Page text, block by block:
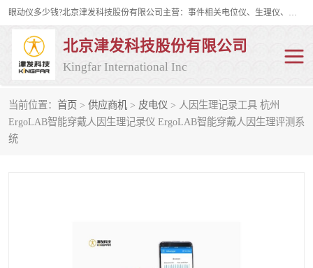
眼动仪多少钱?北京津发科技股份有限公司主营：事件相关电位仪、生理仪、肌电仪、脑电仪、皮电仪、眼动仪；是国家级高新技术企业、科技部认定的科技型中小企业和中关村高新技术企业，具备保密资格，具备自主进出口经营权；自主研发技术、产品与服务荣获多项省部级科学技术奖励、国家发明专利、国家软件著作权和省部级新技术新产品（服务）认证。
北京津发科技股份有限公司
Kingfar International Inc
当前位置： 首页 > 供应商机 > 皮电仪 > 人因生理记录工具 杭州
ErgoLAB智能穿戴人因生理记录仪 ErgoLAB智能穿戴人因生理评测系
统
皮电仪 脑电仪
人机交互实验室